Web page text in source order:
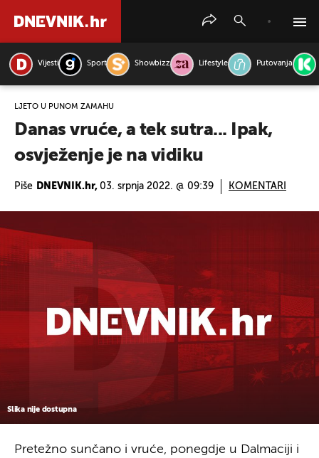
Vijesti Sport Showbizz Lifestyle Putovanja
LJETO U PUNOM ZAMAHU
Danas vruće, a tek sutra... Ipak,
osvježenje je na vidiku
Piše DNEVNIK.hr, 03. srpnja 2022. @ 09:39 KOMENTARI
Slika nije dostupna
Pretežno sunčano i vruće, ponegdje u Dalmaciji i
PRETRAŽITE VIJESTI